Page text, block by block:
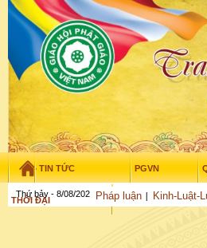
TIN TỨC PGVN
Pháp luận Kinh-Luật-
THỜI ĐẠI TUỔI TRẺ
Thứ bảy - 8/08/2026 – 01 :01 12